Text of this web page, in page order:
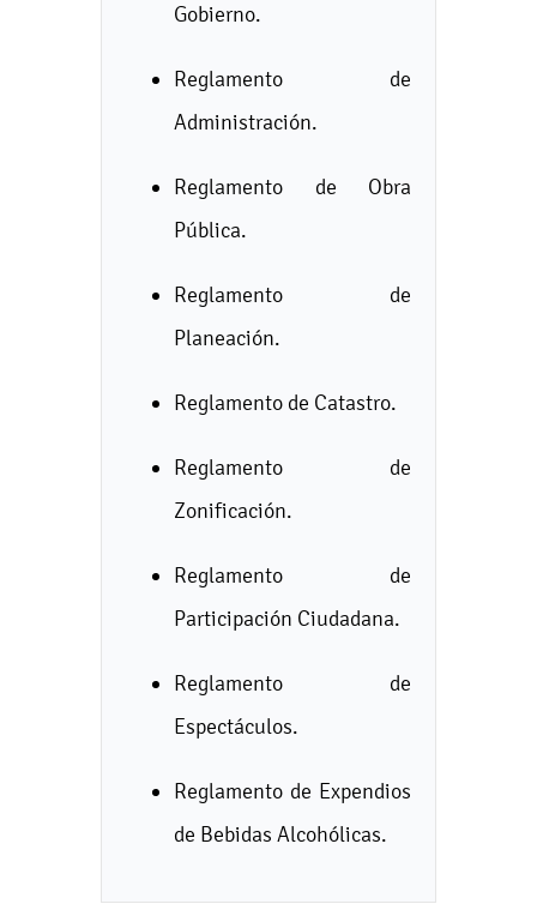
Gobierno.
Reglamento de
Administración.
Reglamento de Obra
Pública.
Reglamento de
Planeación.
Reglamento de Catastro.
Reglamento de
Zonificación.
Reglamento de
Participación Ciudadana.
Reglamento de
Espectáculos.
Reglamento de Expendios
de Bebidas Alcohólicas.